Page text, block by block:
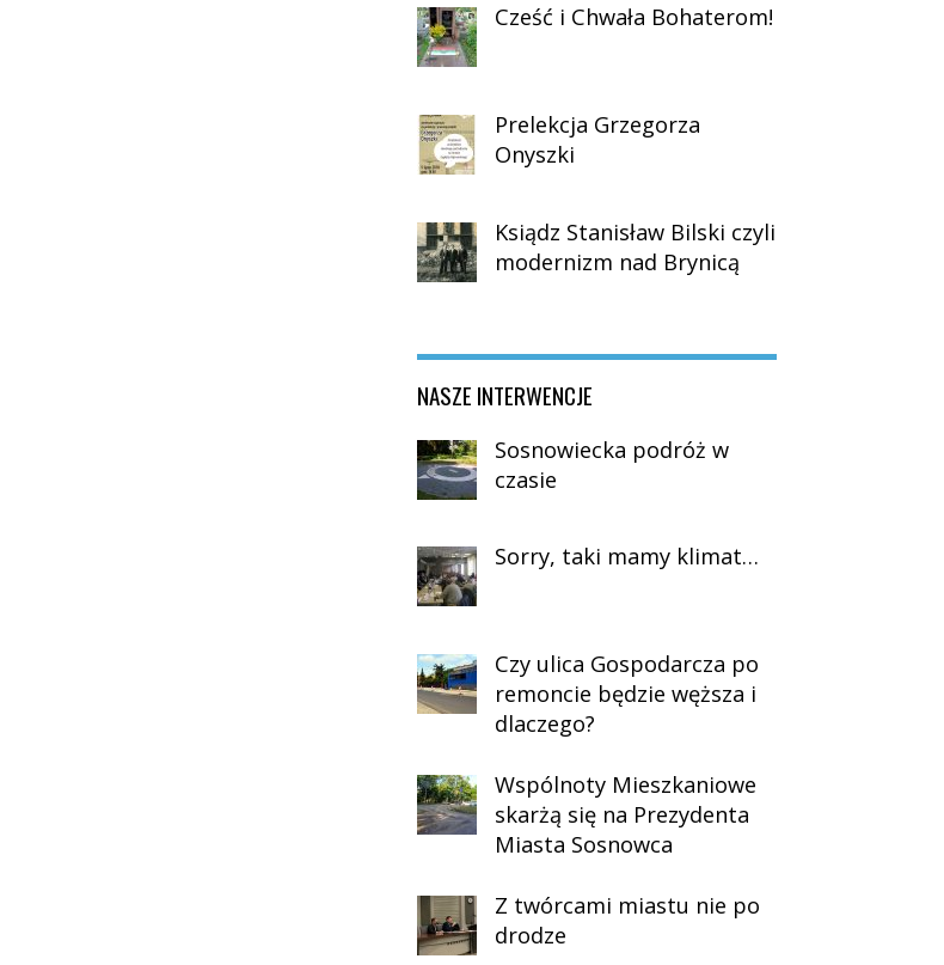
Cześć i Chwała Bohaterom!
Prelekcja Grzegorza
Onyszki
Ksiądz Stanisław Bilski czyli
modernizm nad Brynicą
NASZE INTERWENCJE
Sosnowiecka podróż w
czasie
Sorry, taki mamy klimat…
Czy ulica Gospodarcza po
remoncie będzie węższa i
dlaczego?
Wspólnoty Mieszkaniowe
skarżą się na Prezydenta
Miasta Sosnowca
Z twórcami miastu nie po
drodze